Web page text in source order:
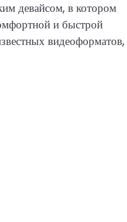
девайсом, в котором
и быстрой
видеоформатов,